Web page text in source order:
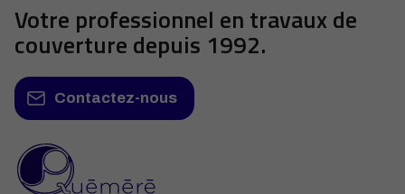
Votre professionnel en travaux de
couverture depuis 1992.
Contactez-nous